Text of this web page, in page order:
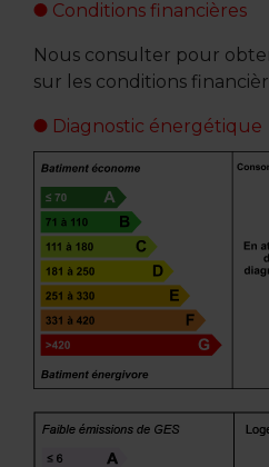
Conditions financières
Nous consulter pour
sur les conditions
Diagnostic énergétique